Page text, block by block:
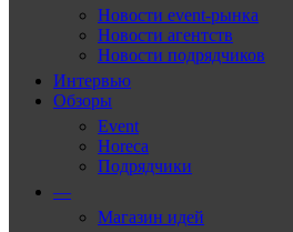
Новости event-рынка
Новости агентств
Новости подрядчиков
Интервью
Обзоры
Event
Horeca
Подрядчики
—
Магазин идей